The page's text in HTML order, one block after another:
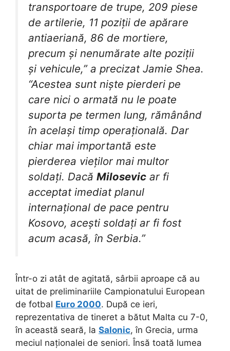
transportoare de trupe, 209 piese
de artilerie, 11 poziții de apărare
antiaeriană, 86 de mortiere,
precum și nenumărate alte poziții
și vehicule,” a precizat Jamie Shea.
“Acestea sunt niște pierderi pe
care nici o armată nu le poate
suporta pe termen lung, rămânând
în același timp operațională. Dar
chiar mai importantă este
pierderea vieților mai multor
soldați. Dacă Milosevic ar fi
acceptat imediat planul
internațional de pace pentru
Kosovo, acești soldați ar fi fost
acum acasă, în Serbia.”
Într-o zi atât de agitată, sârbii aproape că au
uitat de preliminariile Campionatului European
de fotbal Euro 2000. După ce ieri,
reprezentativa de tineret a bătut Malta cu 7-0,
în această seară, la Salonic, în Grecia, urma
meciul naționalei de seniori. Însă toată lumea